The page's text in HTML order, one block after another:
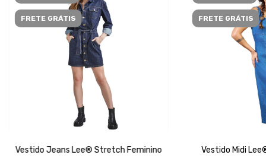
FRETE GRÁTIS
Vestido Jeans Lee® Stretch Feminino
FRETE GRÁTIS
Vestido Midi